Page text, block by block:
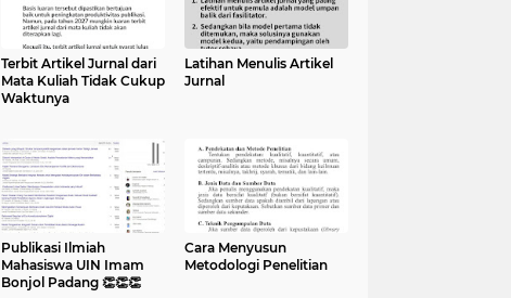
Terbit Artikel Jurnal dari
Mata Kuliah Tidak Cukup
Waktunya
Latihan Menulis Artikel
Jurnal
Publikasi Ilmiah
Mahasiswa UIN Imam
Bonjol Padang 👏👏👏
Cara Menyusun
Metodologi Penelitian